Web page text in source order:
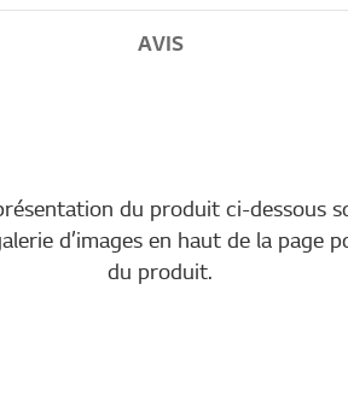
AVIS
du produit ci-dessous
d’images en haut de la page
du produit.